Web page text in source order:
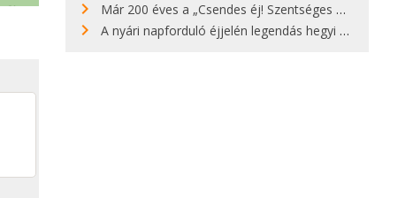
Már 200 éves a „Csendes éj! Szentséges éj!”
A nyári napforduló éjjelén legendás hegyi tüzek világítják meg Zugspitzét